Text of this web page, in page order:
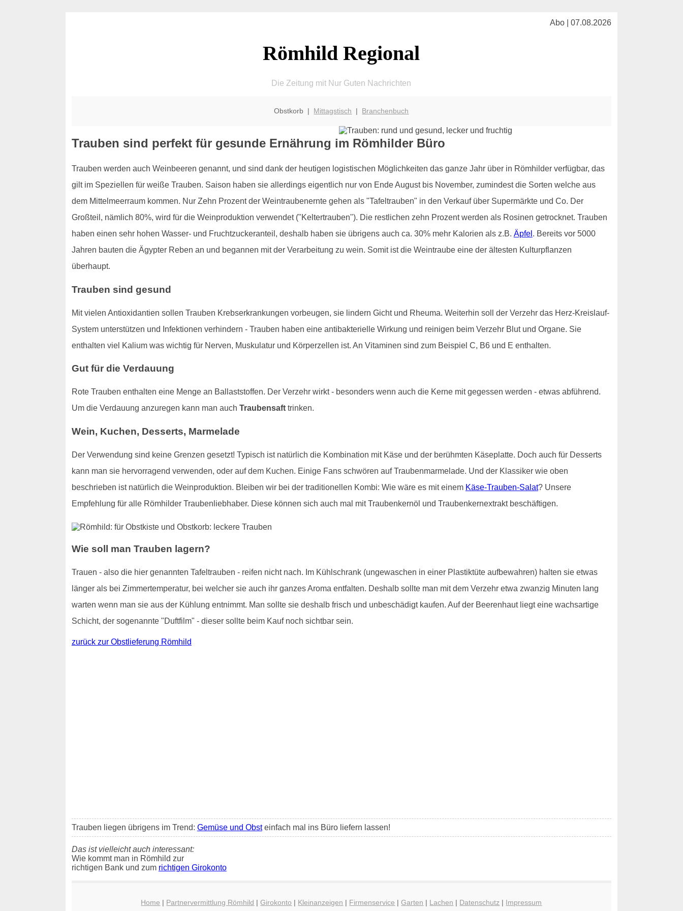
Abo | 07.08.2026
Römhild Regional
Die Zeitung mit Nur Guten Nachrichten
Obstkorb | Mittagstisch | Branchenbuch
Trauben sind perfekt für gesunde Ernährung im Römhilder Büro
Trauben werden auch Weinbeeren genannt, und sind dank der heutigen logistischen Möglichkeiten das ganze Jahr über in Römhilder verfügbar, das
gilt im Speziellen für weiße Trauben. Saison haben sie allerdings eigentlich nur von Ende August bis November, zumindest die Sorten welche aus
dem Mittelmeerraum kommen. Nur Zehn Prozent der Weintraubenernte gehen als "Tafeltrauben" in den Verkauf über Supermärkte und Co. Der
Großteil, nämlich 80%, wird für die Weinproduktion verwendet ("Keltertrauben"). Die restlichen zehn Prozent werden als Rosinen getrocknet. Trauben
haben einen sehr hohen Wasser- und Fruchtzuckeranteil, deshalb haben sie übrigens auch ca. 30% mehr Kalorien als z.B. Äpfel . Bereits vor 5000
Jahren bauten die Ägypter Reben an und begannen mit der Verarbeitung zu wein. Somit ist die Weintraube eine der ältesten Kulturpflanzen
überhaupt.
Trauben sind gesund
Mit vielen Antioxidantien sollen Trauben Krebserkrankungen vorbeugen, sie lindern Gicht und Rheuma. Weiterhin soll der Verzehr das Herz-Kreislauf-
System unterstützen und Infektionen verhindern - Trauben haben eine antibakterielle Wirkung und reinigen beim Verzehr Blut und Organe. Sie
enthalten viel Kalium was wichtig für Nerven, Muskulatur und Körperzellen ist. An Vitaminen sind zum Beispiel C, B6 und E enthalten.
Gut für die Verdauung
Rote Trauben enthalten eine Menge an Ballaststoffen. Der Verzehr wirkt - besonders wenn auch die Kerne mit gegessen werden - etwas abführend.
Um die Verdauung anzuregen kann man auch Traubensafttrinken.
Wein, Kuchen, Desserts, Marmelade
Der Verwendung sind keine Grenzen gesetzt! Typisch ist natürlich die Kombination mit Käse und der berühmten Käseplatte. Doch auch für Desserts
kann man sie hervorragend verwenden, oder auf dem Kuchen. Einige Fans schwören auf Traubenmarmelade. Und der Klassiker wie oben
beschrieben ist natürlich die Weinproduktion. Bleiben wir bei der traditionellen Kombi: Wie wäre es mit einem Käse-Trauben-Salat? Unsere
Empfehlung für alle Römhilder Traubenliebhaber. Diese können sich auch mal mit Traubenkernöl und Traubenkernextrakt beschäftigen.
Wie soll man Trauben lagern?
Trauen - also die hier genannten Tafeltrauben - reifen nicht nach. Im Kühlschrank (ungewaschen in einer Plastiktüte aufbewahren) halten sie etwas
länger als bei Zimmertemperatur, bei welcher sie auch ihr ganzes Aroma entfalten. Deshalb sollte man mit dem Verzehr etwa zwanzig Minuten lang
warten wenn man sie aus der Kühlung entnimmt. Man sollte sie deshalb frisch und unbeschädigt kaufen. Auf der Beerenhaut liegt eine wachsartige
Schicht, der sogenannte "Duftfilm" - dieser sollte beim Kauf noch sichtbar sein.
zurück zur Obstlieferung Römhild
Trauben liegen übrigens im Trend: Gemüse und Obsteinfach mal ins Büro liefern lassen!
Das ist vielleicht auch interessant:
Wie kommt man in Römhild zur
richtigen Bank und zum richtigen Girokonto
Home | Partnervermittlung Römhild |Girokonto | Kleinanzeigen | Firmenservice |Garten | Lachen | Datenschutz | Impressum